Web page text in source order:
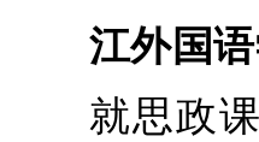
江外国
就思政